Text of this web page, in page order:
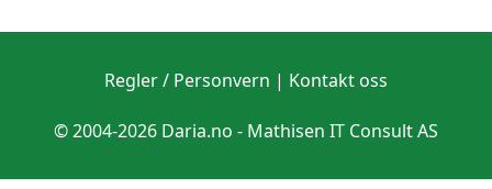
Regler / Personvern | Kontakt oss
© 2004-2026 Daria.no - Mathisen IT Consult AS